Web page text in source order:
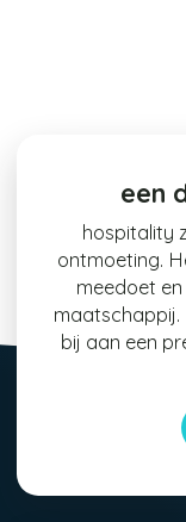
een
hospitality
ontmoeting.
meedoet
bij aan een